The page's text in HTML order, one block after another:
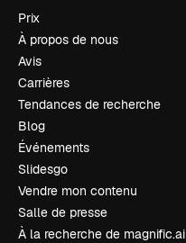
Prix
À propos de nous
Avis
Carrières
Tendances de recherche
Blog
Événements
Slidesgo
Vendre mon contenu
Salle de presse
À la recherche de magnific.ai